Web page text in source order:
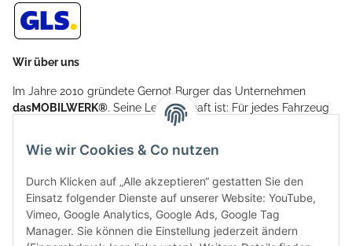
Wir über uns
Im Jahre 2010 gründete Gernot Burger das Unternehmen
dasMOBILWERK®. Seine Leidenschaft ist: Für jedes Fahrzeug
ein Car Cover anzubieten - passgenau und individuell.
Aufgrund der vielen positiven Kundenrückmeldungen kamen
weitere Produkte, wie Reifenschuhe, Hardtopständer hinzu.
Seine Reifenschoner werden in Deutschland produziert und
sind mit hochwertigen Techniken und Materialien gefertigt.
dasMOBILWERK® ist seit der Gründung ein
Familienunternehmen, welches sich seit 2010 auf
Wie wir Cookies & Co nutzen
Durch Klicken auf „Alle akzeptieren“ gestatten Sie den
Einsatz folgender Dienste auf unserer Website: YouTube,
Vimeo, Google Analytics, Google Ads, Google Tag
Manager. Sie können die Einstellung jederzeit ändern